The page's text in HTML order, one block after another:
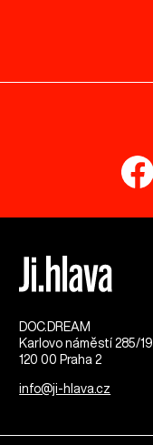
DOC.DREAM​
Karlovo náměstí 285/19
120 00 Praha 2
info@ji-hlava.cz